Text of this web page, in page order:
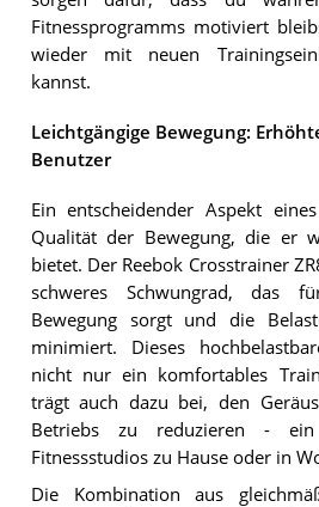
Fitnessprogramms motiviert
wieder mit neuen
kannst.
Leichtgängige Bewegung:
Benutzer
Ein entscheidender Aspekt
Qualität der Bewegung, die er
bietet. Der Reebok Crosstrainer
schweres Schwungrad, das
Bewegung sorgt und die
minimiert. Dieses
nicht nur ein komfortables
trägt auch dazu bei, den
Betriebs zu reduzieren -
Fitnessstudios zu Hause oder in
Die Kombination aus